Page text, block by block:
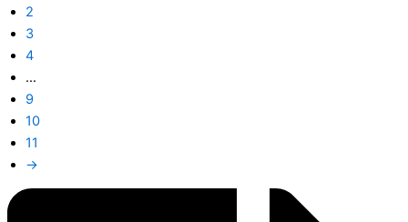
2
3
4
…
9
10
11
→